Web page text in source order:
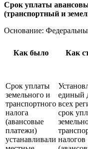
Срок уплаты
(транспортный и
Основание:
Как было Как
Срок уплаты
земельного и
транспортного
налога
(авансовые
платежи)
устанавливали
единый
всех
срок
налогов